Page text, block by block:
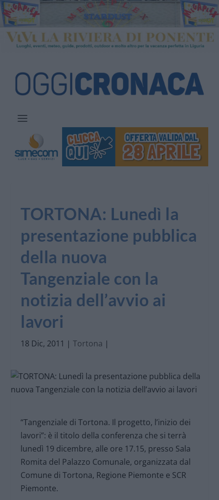
TORTONA: Lunedì la
presentazione pubblica
della nuova
Tangenziale con la
notizia dell’avvio ai
lavori
18 Dic, 2011 |Tortona |
“Tangenziale di Tortona. Il progetto, l’inizio dei
lavori”: è il titolo della conferenza che si terrà
lunedì 19 dicembre, alle ore 17.15, presso Sala
Romita del Palazzo Comunale, organizzata dal
Comune di Tortona, Regione Piemonte e SCR
Piemonte.